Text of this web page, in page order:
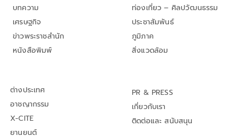
บทความ
เศรษฐกิจ
ข่าวพระราชสำนัก
หนังสือพิมพ์
ท่องเที่ยว – ศิลปวัฒนธรรม
ประชาสัมพันธ์
ภูมิภาค
สิ่งแวดล้อม
ต่างประเทศ
อาชญากรรม
X-CITE
ยานยนต์
PR & PRESS
เกี่ยวกับเรา
ติดต่อและ สนับสนุน